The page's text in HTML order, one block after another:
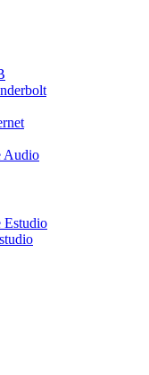
Audio
Estudio